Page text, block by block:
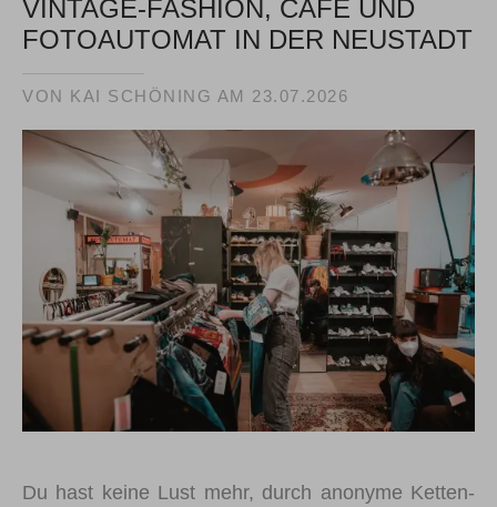
VINTAGE-FASHION, CAFÉ UND
FOTOAUTOMAT IN DER NEUSTADT
VON KAI SCHÖNING AM 23.07.2026
Du hast keine Lust mehr, durch anonyme Ketten-